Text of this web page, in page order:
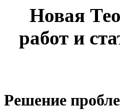
Новая
работ и
Решение